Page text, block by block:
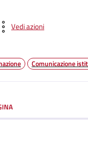
Vedi azioni
Comunicazione